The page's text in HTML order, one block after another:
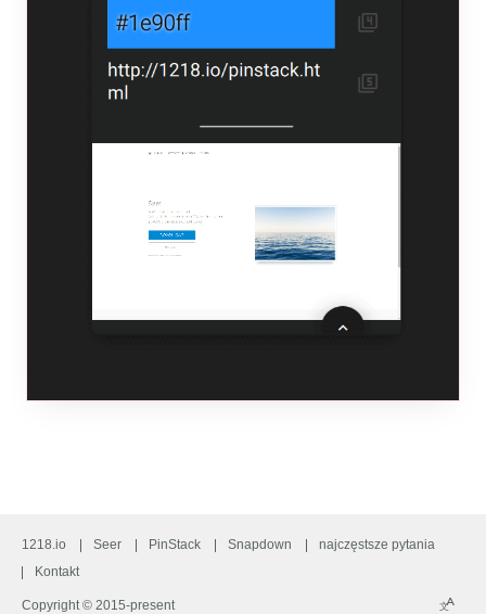
1218.io Seer PinStack Snapdown
najczęstsze pytania
Kontakt
Copyright © 2015-present 文A